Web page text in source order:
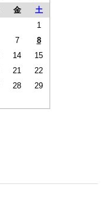
金
土
1
7
8
14
15
21
22
28
29